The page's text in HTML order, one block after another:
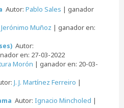
Autor: Pablo Sales | ganador
Jerónimo Muñoz | ganador en:
Autor:
en: 27-03-2022
Morón | ganador en: 20-03-
J. J. Martínez Ferreiro |
Autor: Ignacio Mincholed |